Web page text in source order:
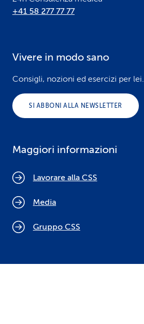
+41 58 277 77 77
Vivere in modo sano
Consigli, nozioni ed esercizi per lei.
SI ABBONI ALLA NEWSLETTER
Maggiori informazioni
Lavorare alla CSS
Media
Gruppo CSS